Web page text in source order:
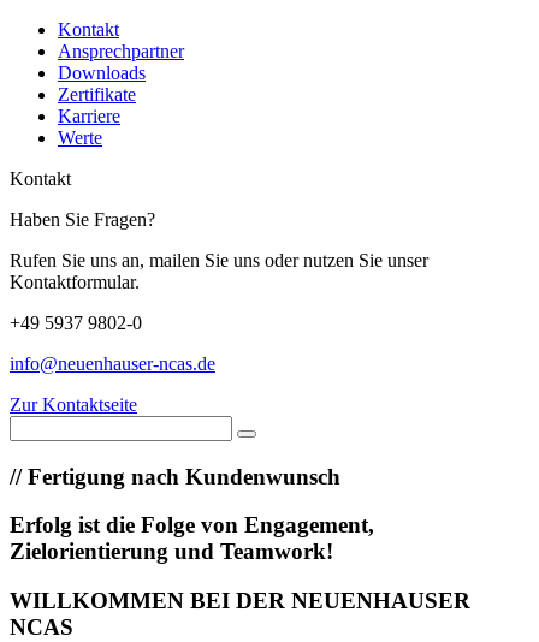
Kontakt
Ansprechpartner
Downloads
Zertifikate
Karriere
Werte
Kontakt
Haben Sie Fragen?
Rufen Sie uns an, mailen Sie uns oder nutzen Sie unser
Kontaktformular.
+49 5937 9802-0
info@neuenhauser-ncas.de
Zur Kontaktseite
//Fertigung nach Kundenwunsch
Erfolg ist die Folge von Engagement,
Zielorientierung und Teamwork!
WILLKOMMEN BEI DER NEUENHAUSER
NCAS